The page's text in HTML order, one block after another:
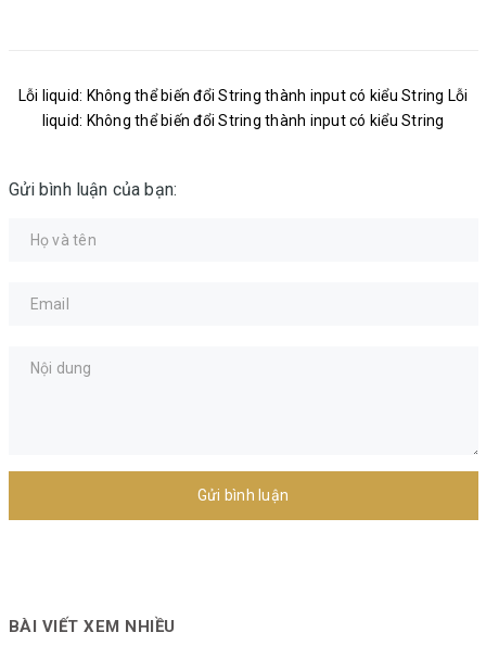
Lỗi liquid: Không thể biến đổi String thành input có kiểu String Lỗi
liquid: Không thể biến đổi String thành input có kiểu String
Gửi bình luận của bạn:
Gửi bình luận
BÀI VIẾT XEM NHIỀU